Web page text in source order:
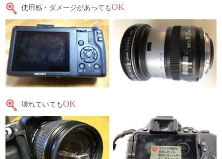
使用感・ダメージがあってもOK
壊れていてもOK